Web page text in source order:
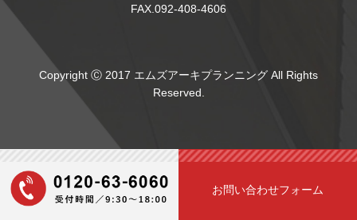
お問い合わせフォーム
FAX.092-408-4606
Copyright Ⓒ 2017 エムズアーキプランニング All Rights
Reserved.